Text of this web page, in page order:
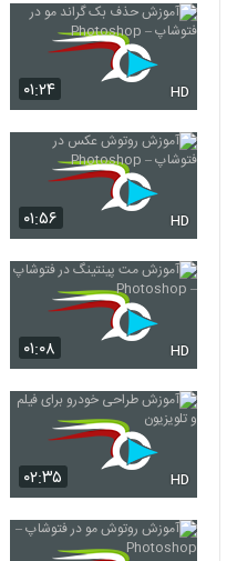
۰۱:۲۴ HD
۰۱:۵۶ HD
۰۱:۰۸ HD
۰۲:۳۵ HD